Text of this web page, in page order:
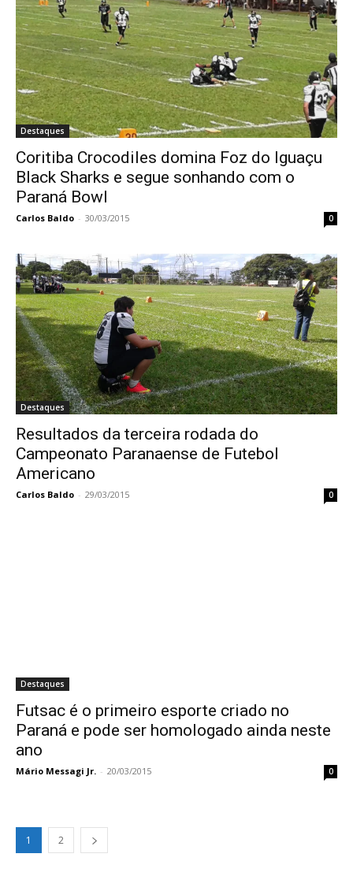
Destaques
Coritiba Crocodiles domina Foz do Iguaçu
Black Sharks e segue sonhando com o
Paraná Bowl
Carlos Baldo - 30/03/2015 0
Destaques
Resultados da terceira rodada do
Campeonato Paranaense de Futebol
Americano
Carlos Baldo - 29/03/2015 0
Destaques
Futsac é o primeiro esporte criado no
Paraná e pode ser homologado ainda neste
ano
Mário Messagi Jr. - 20/03/2015 0
1 2